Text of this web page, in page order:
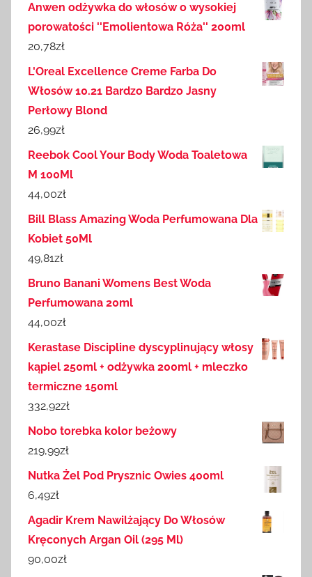
Anwen odżywka do włosów o wysokiej
porowatości ''Emolientowa Róża'' 200ml
20,78zł
L'Oreal Excellence Creme Farba Do
Włosów 10.21 Bardzo Bardzo Jasny
Perłowy Blond
26,99zł
Reebok Cool Your Body Woda Toaletowa
M 100Ml
44,00zł
Bill Blass Amazing Woda Perfumowana Dla
Kobiet 50Ml
49,81zł
Bruno Banani Womens Best Woda
Perfumowana 20ml
44,00zł
Kerastase Discipline dyscyplinujący włosy
kąpiel 250ml + odżywka 200ml + mleczko
termiczne 150ml
332,92zł
Nobo torebka kolor beżowy
219,99zł
Nutka Żel Pod Prysznic Owies 400ml
6,49zł
Agadir Krem Nawilżający Do Włosów
Kręconych Argan Oil (295 Ml)
90,00zł